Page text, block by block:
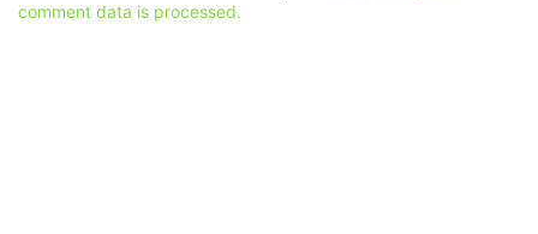
comment data is processed.